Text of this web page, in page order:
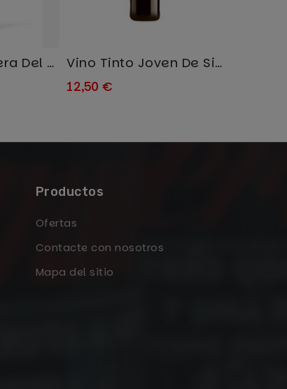
Vino Tinto Ribera Del Duero Vino Tinto Joven De Silos
12,50 €
Productos
Ofertas
Contacte con nosotros
Mapa del sitio